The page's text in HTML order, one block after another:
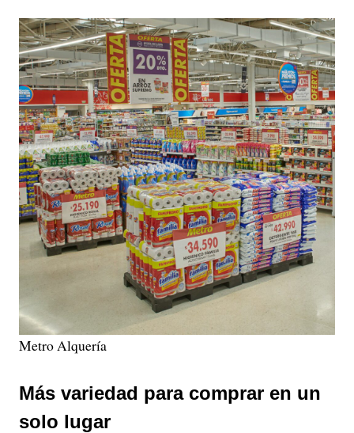
Metro Alquería
Más variedad para comprar en un
solo lugar